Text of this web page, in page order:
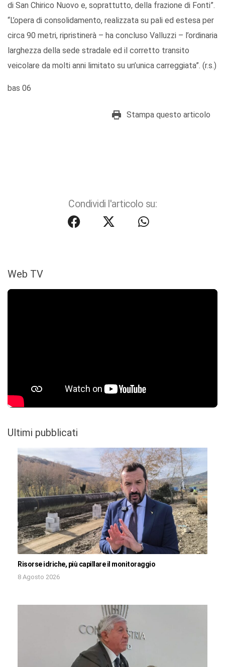
di San Chirico Nuovo e, soprattutto, della frazione di Fonti”.
“L’opera di consolidamento, realizzata su pali ed estesa per
circa 90 metri, ripristinerà – ha concluso Valluzzi – l’ordinaria
larghezza della sede stradale ed il corretto transito
veicolare da molti anni limitato su un’unica carreggiata”. (r.s.)
bas 06
Stampa questo articolo
Condividi l'articolo su:
Web TV
Ultimi pubblicati
Risorse idriche, più capillare il monitoraggio
8 Agosto 2026